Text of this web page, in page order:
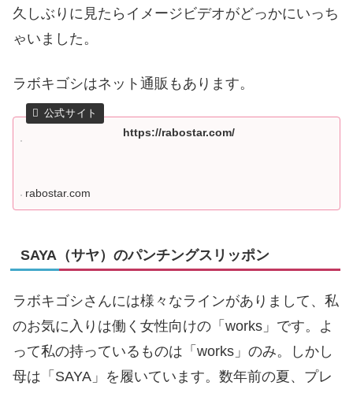
久しぶりに見たらイメージビデオがどっかにいっち
ゃいました。
ラボキゴシはネット通販もあります。
https://rabostar.com/
rabostar.com
SAYA（サヤ）のパンチングスリッポン
ラボキゴシさんには様々なラインがありまして、私
のお気に入りは働く女性向けの「works」です。よ
って私の持っているものは「works」のみ。しかし
母は「SAYA」を履いています。数年前の夏、プレ